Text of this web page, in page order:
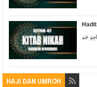
HAJI DAN UMROH